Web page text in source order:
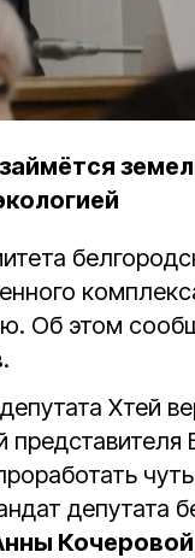
Об этом
.
Хтей
депутата
Кочеровой